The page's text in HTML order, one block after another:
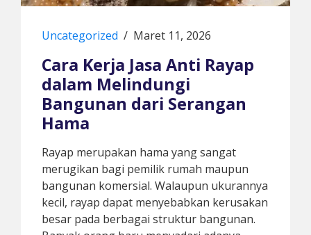
Uncategorized / Maret 11, 2026
Cara Kerja Jasa Anti Rayap
dalam Melindungi
Bangunan dari Serangan
Hama
Rayap merupakan hama yang sangat
merugikan bagi pemilik rumah maupun
bangunan komersial. Walaupun ukurannya
kecil, rayap dapat menyebabkan kerusakan
besar pada berbagai struktur bangunan.